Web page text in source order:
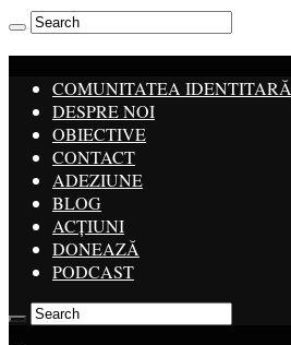
COMUNITATEA IDENTITARĂ
DESPRE NOI
OBIECTIVE
CONTACT
ADEZIUNE
BLOG
ACȚIUNI
DONEAZĂ
PODCAST